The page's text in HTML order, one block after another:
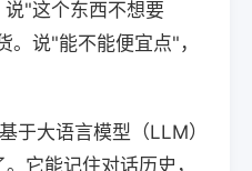
"这个东西不想要
。说"能不能便宜点"，
于大语言模型（LLM）
它能记住对话历史，